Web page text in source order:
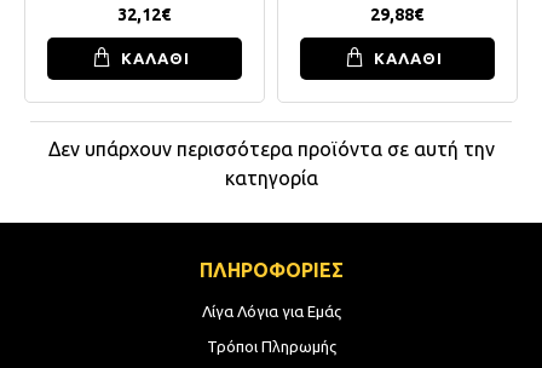
32,12€
ΚΑΛΑΘΙ
29,88€
ΚΑΛΑΘΙ
Δεν υπάρχουν περισσότερα προϊόντα σε αυτή την
κατηγορία
ΠΛΗΡΟΦΟΡΙΕΣ
Λίγα Λόγια για Εμάς
Τρόποι Πληρωμής